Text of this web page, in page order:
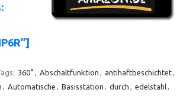
360° , Abschaltfunktion , antihaftbeschichtet,
, Automatische , Basisstation , durch , edelstahl,